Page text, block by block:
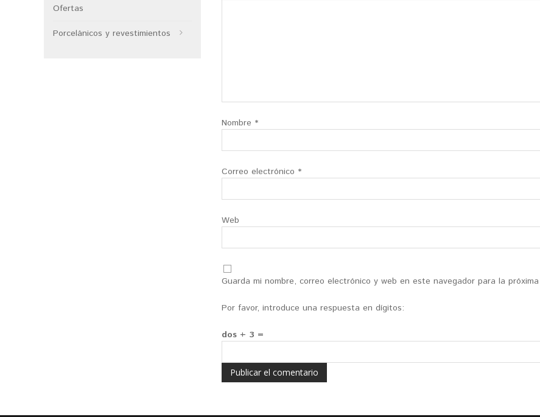
Nombre *
Correo electrónico *
Web
Guarda mi nombre, correo electrónico y web en este navegador para la
Por favor, introduce una respuesta en dígitos:
dos + 3 =
Ofertas
Porcelánicos y revestimientos